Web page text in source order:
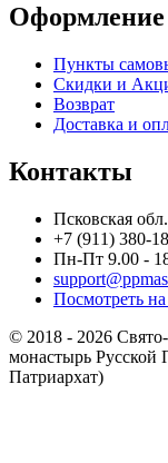
Оформление
Пункты
Скидки и
Возврат
Доставка и
Контакты
Псковская
+7 (911) 380-
Пн-Пт 9.00 -
Посмотреть на
© 2018 - 2026
монастырь Русской
Патриархат)